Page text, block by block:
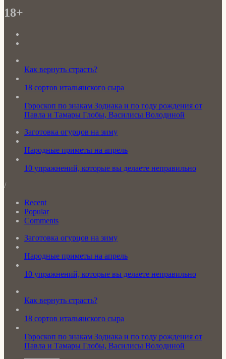
18+
Как вернуть страсть?
18 сортов итальянского сыра
Гороскоп по знакам Зодиака и по году рождения от
Павла и Тамары Глобы, Василисы Володиной
Заготовка огурцов на зиму
Народные приметы на апрель
10 упражнений, которые вы делаете неправильно
/
Recent
Popular
Comments
Заготовка огурцов на зиму
Народные приметы на апрель
10 упражнений, которые вы делаете неправильно
Как вернуть страсть?
18 сортов итальянского сыра
Гороскоп по знакам Зодиака и по году рождения от
Павла и Тамары Глобы, Василисы Володиной